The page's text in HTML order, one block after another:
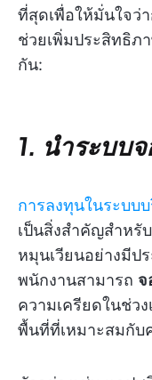
ที่สุดเพื่อให้มั่นใจว่
ช่วยเพิ่มประสิทธิภ
กัน:
1. นำระบบ
การลงทุนในระบบ
เป็นสิ่งสำคัญสำหรั
หมุนเวียนอย่างมีป
พนักงานสามารถ จ
ความเครียดในช่ว
พื้นที่ที่เหมาะสมกับ